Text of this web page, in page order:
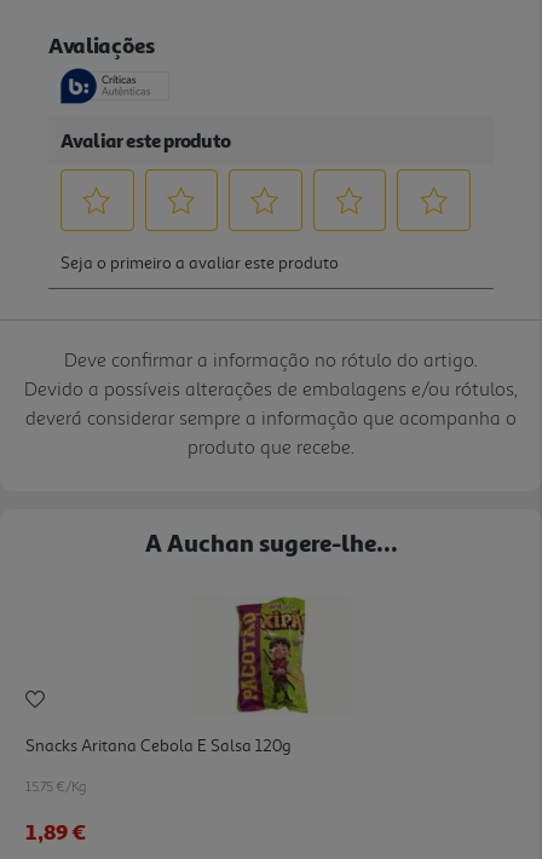
Deve confirmar a informação no rótulo do artigo.
Devido a possíveis alterações de embalagens e/ou rótulos,
deverá considerar sempre a informação que acompanha o
produto que recebe.
A Auchan sugere-lhe...
Snacks Aritana Cebola E Salsa 120g
15.75 €/Kg
1,89 €